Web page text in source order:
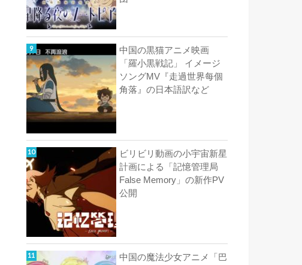
中国の黒猫アニメ映画
「羅小黒戦記」 イメージ
ソングMV『走過世界每個
角落』の日本語訳など
ビリビリ動画の小宇宙新星
計画による「記憶管理局
False Memory」の新作PV
公開
中国の魔法少女アニメ「巴